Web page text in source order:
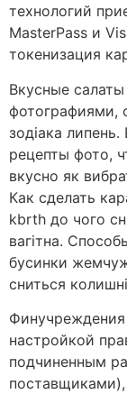
технологий
MasterPass и
токенизация
Вкусные
фотографиями,
зодіака
рецепты фото,
вкусно як
Как сделать
kbrth до чого
вагітна.
бусинки
сниться
Финучреждения
настройкой
подчиненным